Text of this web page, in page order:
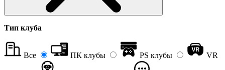
Тип клуба
Все ПК клубы PS клубы VR